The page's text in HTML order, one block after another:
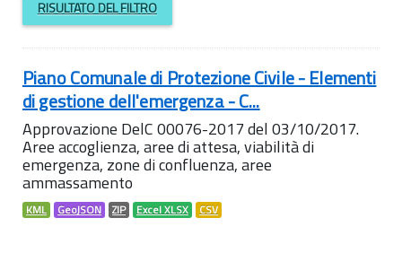
RISULTATO DEL FILTRO
Piano Comunale di Protezione Civile - Elementi
di gestione dell'emergenza - C...
Approvazione DelC 00076-2017 del 03/10/2017.
Aree accoglienza, aree di attesa, viabilità di
emergenza, zone di confluenza, aree
ammassamento
KML GeoJSON ZIP Excel XLSX CSV